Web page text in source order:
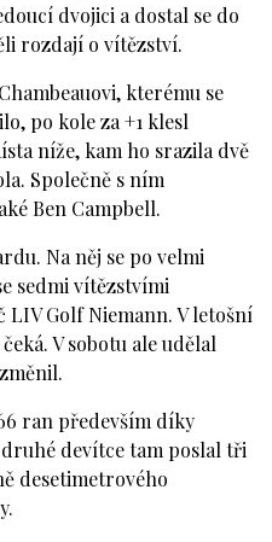
dvojici a dostal se do
rozdají o vítězství.
kterému se
po kole za +1 klesl
níže, kam ho srazila dvě
Společně s ním
Ben Campbell.
Na něj se po velmi
sedmi vítězstvími
Golf Niemann. V letošní
V sobotu ale udělal
ran především díky
devítce tam poslal tři
desetimetrového